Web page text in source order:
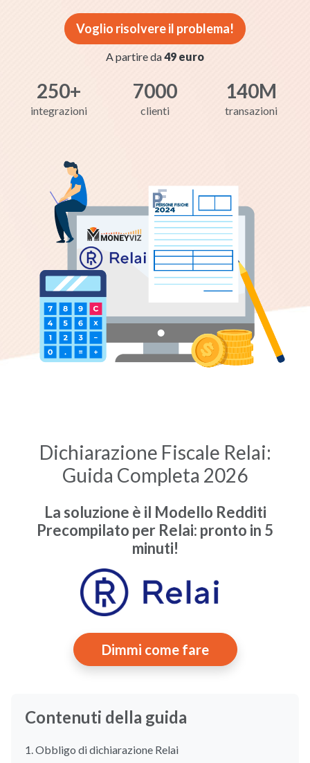
Voglio risolvere il problema!
A partire da49 euro
250+
integrazioni
7000
clienti
140M
transazioni
Dichiarazione Fiscale Relai:
Guida Completa 2026
La soluzione è il Modello Redditi
Precompilato per Relai: pronto in 5
minuti!
Dimmi come fare
Contenuti della guida
1. Obbligo di dichiarazione Relai
Inizia la chat
nostro assistente AI
Usiamo l'AI per aiutarti a non commettere errori
Quando fai una domanda, carichi un documento o ci
chiedi info sui tuoi conti, chiediamo aiuto a
Fiscangelo
— un sistema AI in grado di aiutarti in
modo contestuale su temi tecnici e fiscali.
risposte AI non sostituiscono MAI una
consulenza.
🔍 Dettagli tecnici: quali AI, dove si trovano, per
quanto
Accetto i Termini e Condizionie laPrivacy Policy
Inizia Chat